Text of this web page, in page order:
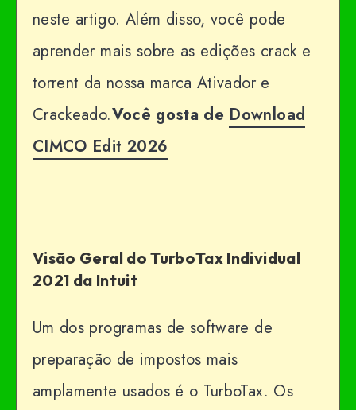
neste artigo. Além disso, você pode
aprender mais sobre as edições crack e
torrent da nossa marca Ativador e
Crackeado.Você gosta de Download
CIMCO Edit 2026
Visão Geral do TurboTax Individual
2021 da Intuit
Um dos programas de software de
preparação de impostos mais
amplamente usados ​​é o TurboTax. Os